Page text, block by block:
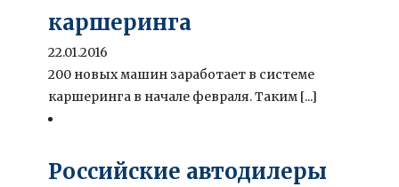
каршеринга
22.01.2016
200 новых машин заработает в системе
каршеринга в начале февраля. Таким [...]
Российские автодилеры